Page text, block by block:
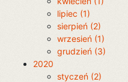
lipiec (1)
sierpień (2)
wrzesień (1)
grudzień (3)
2020
styczeń (2)